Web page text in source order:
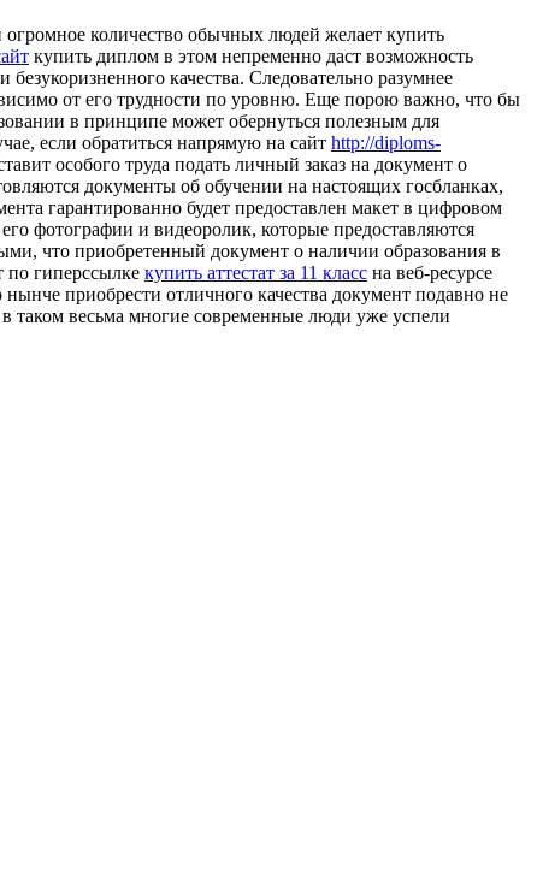
огромное количество обычных людей желает купить
купить диплом в этом непременно даст возможность
качества. Следовательно разумнее
от его трудности по уровню. Еще порою важно, что бы
в принципе может обернуться полезным для
если обратиться напрямую на сайт http://diploms-
особого труда подать личный заказ на документ о
документы об обучении на настоящих госбланках,
гарантированно будет предоставлен макет в цифровом
фотографии и видеоролик, которые предоставляются
что приобретенный документ о наличии образования в
по гиперссылке купить аттестат за 11 класс на веб-ресурсе
приобрести отличного качества документ подавно не
таком весьма многие современные люди уже успели